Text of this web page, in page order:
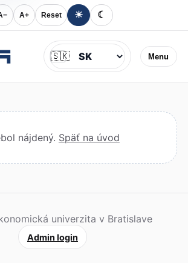
A+ Reset ☀ ☾
Menu
Jazyk
🇸🇰
nájdený. Späť na úvod
univerzita v Bratislave
Admin login